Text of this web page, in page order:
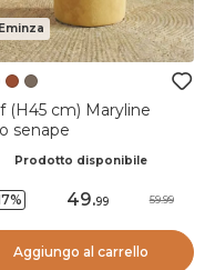
(H45 cm) Maryline
senape
Prodotto disponibile
49.99 59.99
Aggiungo al carrello